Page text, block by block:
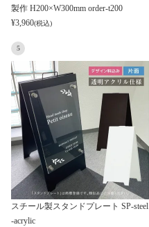
製作 H200×W300mm order-t200
¥3,960(税込)
5
スチール製スタンドプレート SP-steel
-acrylic